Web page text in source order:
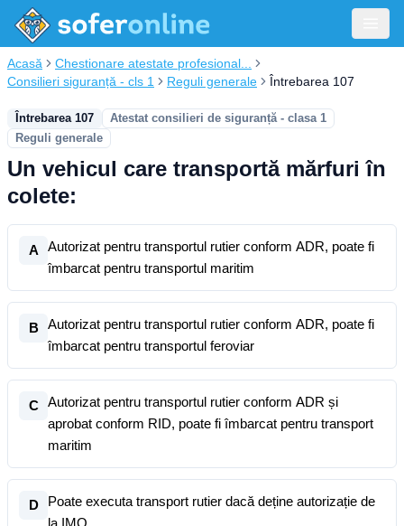
Acasă
Chestionare atestate profesional...
Consilieri siguranță - cls 1
Reguli generale Întrebarea 107
Întrebarea 107
Atestat consilieri de siguranță - clasa 1
Reguli generale
Un vehicul care transportă mărfuri în
colete:
A
Autorizat pentru transportul rutier conform ADR, poate fi
îmbarcat pentru transportul maritim
B
Autorizat pentru transportul rutier conform ADR, poate fi
îmbarcat pentru transportul feroviar
C
Autorizat pentru transportul rutier conform ADR și
aprobat conform RID, poate fi îmbarcat pentru transport
maritim
D
Poate executa transport rutier dacă deține autorizație de
la IMO